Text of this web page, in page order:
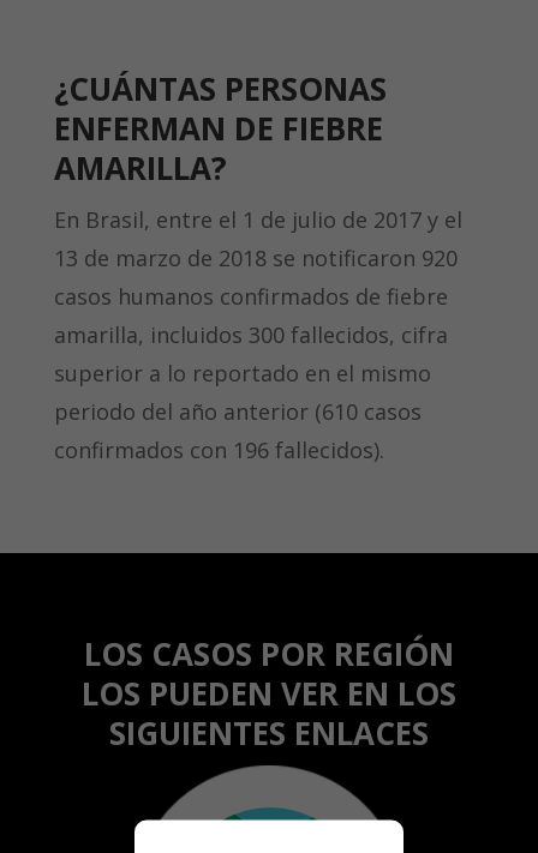
¿CUÁNTAS PERSONAS
ENFERMAN DE FIEBRE
AMARILLA?
En Brasil, entre el 1 de julio de 2017 y el
13 de marzo de 2018 se notificaron 920
casos humanos confirmados de fiebre
amarilla, incluidos 300 fallecidos, cifra
superior a lo reportado en el mismo
periodo del año anterior (610 casos
confirmados con 196 fallecidos).
LOS CASOS POR REGIÓN
LOS PUEDEN VER EN LOS
SIGUIENTES ENLACES